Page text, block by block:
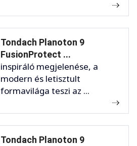
Tondach Planoton 9
FusionProtect ...
inspiráló megjelenése, a
modern és letisztult
formavilága teszi az ...
Tondach Planoton 9